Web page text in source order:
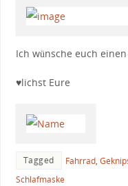
Ich wünsche euch
♥lichst Eure
Tagged Fahrrad,
Schlafmaske